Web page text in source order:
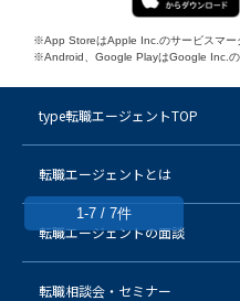
1-7 / 7件
※App StoreはApple Inc.のサービスマー
※Android、Google PlayはGoogle Inc.の
type転職エージェントTOP
転職エージェントとは
転職エージェントの面談
転職相談会・セミナー